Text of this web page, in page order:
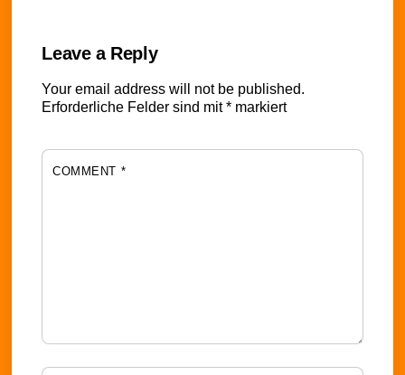
Leave a Reply
Your email address will not be published.
Erforderliche Felder sind mit* markiert
COMMENT *